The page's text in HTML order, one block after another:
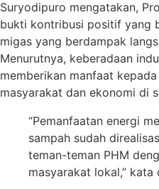
Suryodipuro mengatakan,
bukti kontribusi positif yang
migas yang berdampak
Menurutnya, keberadaan
memberikan manfaat
masyarakat dan ekonomi di
“Pemanfaatan energi
sampah sudah
teman-teman PHM
masyarakat lokal,” kata